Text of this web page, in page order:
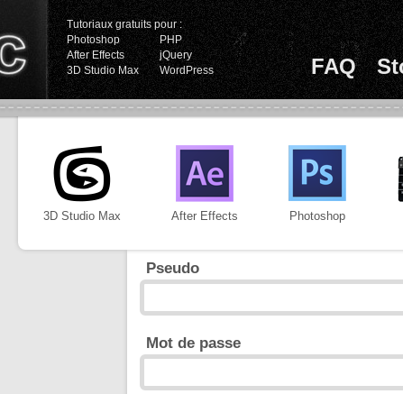
Tutoriaux gratuits pour :
Photoshop
PHP
After Effects
jQuery
3D Studio Max
WordPress FAQ
3D Studio Max After Effects Photoshop
Pseudo
Mot de passe